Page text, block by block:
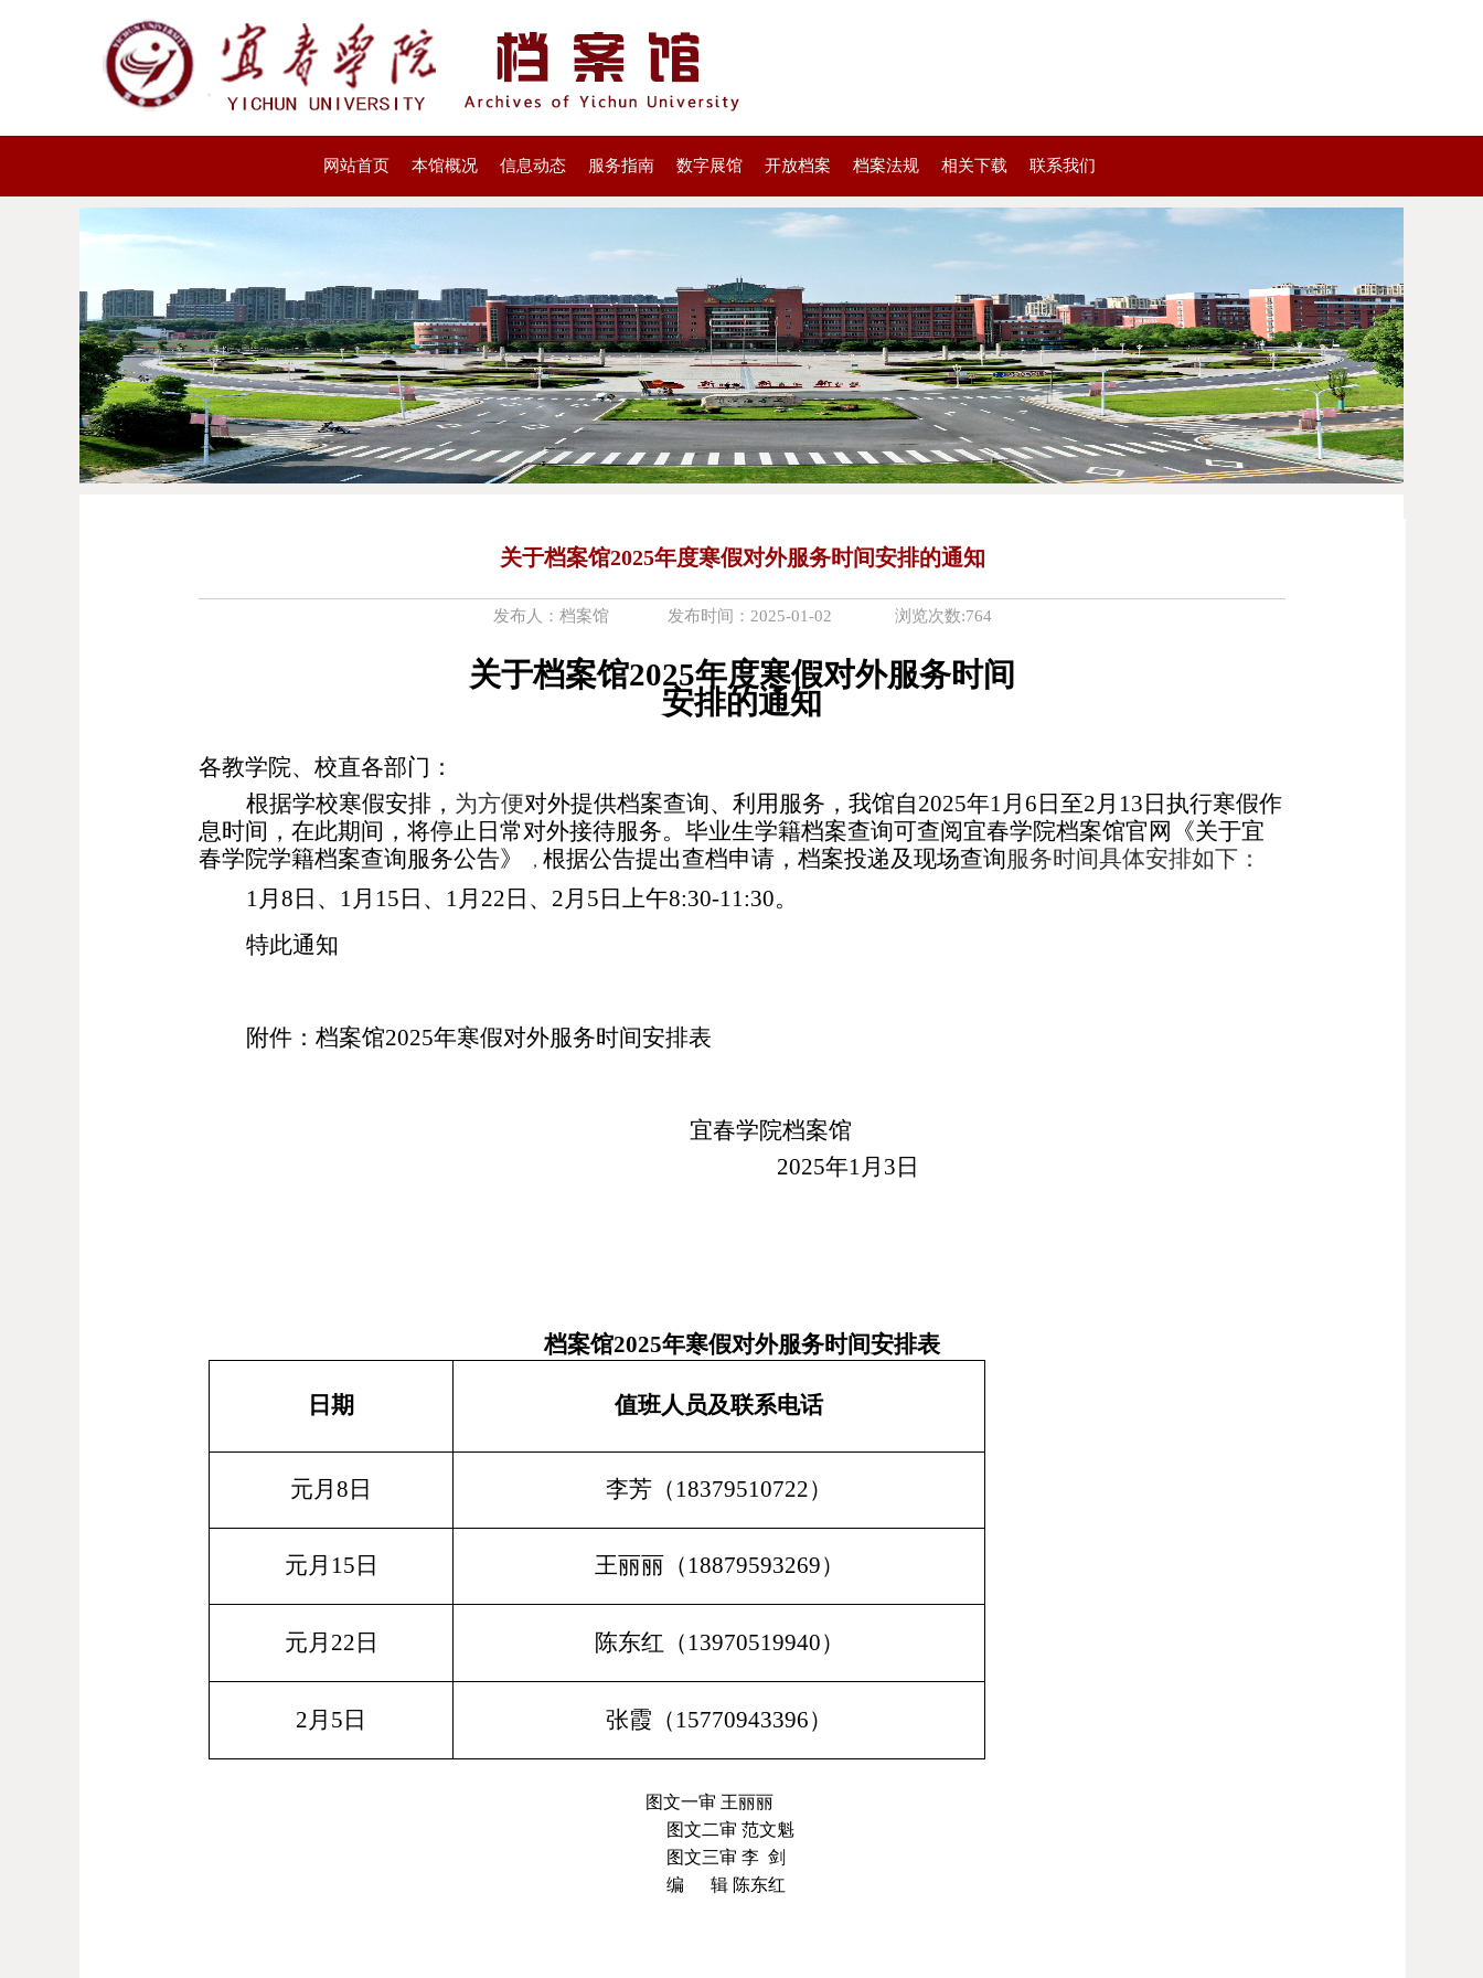
网站首页 本馆概况 信息动态 服务指南 数字展馆 开放档案 档案法规 相关下载 联系我们
关于档案馆2025年度寒假对外服务时间安排的通知
发布人：档案馆 发布时间：2025-01-02 浏览次数:764
关于档案馆2025年度寒假对外服务时间
安排的通知
各教学院、 校直各部门：
根据学校寒假安排， 为方便对外提供档案查询、利用服务，我馆自2025年1月 6 日至2月 13 日 执行寒假作
息时间， 在此期间，将停止日常对外接待服务。毕业生学籍档案查询可查阅宜春学院档案馆官网《关于宜
春学院学籍档案查询服务公告》
， 根据公告提出查档申请，档案投递及现场查询服务时间具体安排如下：
1月 8 日、 1月 15 日、 1月22日、2月 5 日上午8:30-11:30。
特此通知
附件：档案馆2025年寒假对外服务时间安排表
宜春学院档案馆
2025年1月 3 日
档案馆2025年寒假对外服务时间安排表
日期 值班人员及联系电话
元月 8 日 李芳（ 18379510722）
元月 15 日 王丽丽（ 18879593269）
元月 22日 陈东红（ 13970519940）
2月5日 张霞（ 15770943396）
图文一审 王丽丽
图文二审 范文魁
图文三审 李 剑
编 辑 陈东红